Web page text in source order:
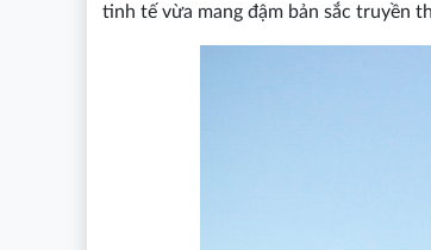
tinh tế vừa mang đậm bản sắc truyền